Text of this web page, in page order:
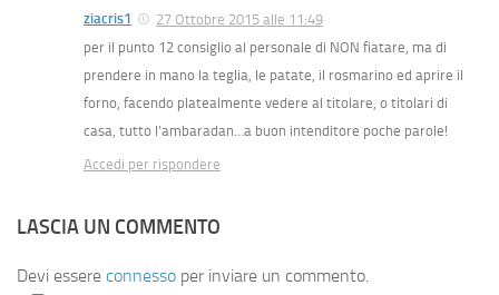
ziacris1
27 Ottobre 2015 alle 11:49
per il punto 12 consiglio al personale di NON fiatare, ma di
prendere in mano la teglia, le patate, il rosmarino ed aprire il
forno, facendo platealmente vedere al titolare, o titolari di
casa, tutto l’ambaradan…a buon intenditore poche parole!
Accedi per rispondere
LASCIA UN COMMENTO
Devi essere connesso per inviare un commento.